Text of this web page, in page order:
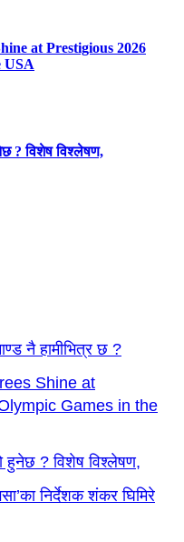
at Prestigious 2026
USA
? विशेष विश्लेषण,
नै हामीभित्र छ ?
Shine at
Games in the
हुनेछ ? विशेष विश्लेषण,
निर्देशक शंकर घिमिरे